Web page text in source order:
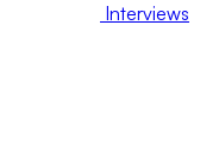
Interviews